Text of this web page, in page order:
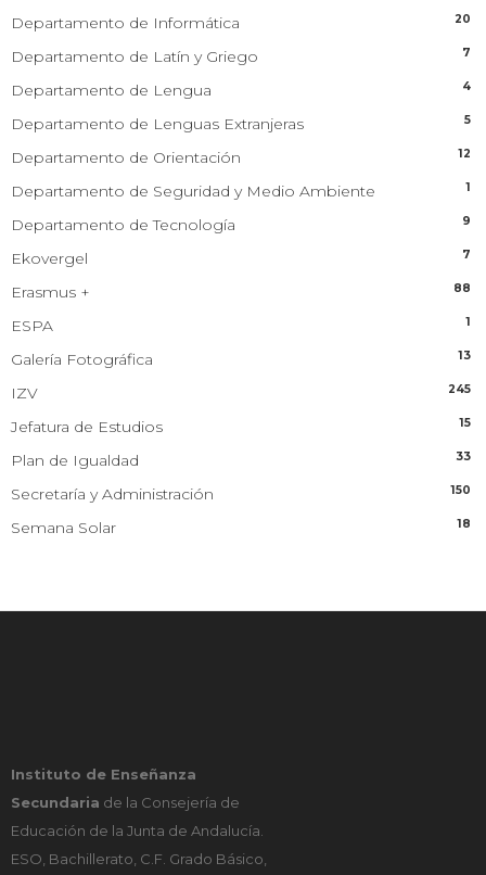
Departamento de Informática 20
Departamento de Latín y Griego 7
Departamento de Lengua 4
Departamento de Lenguas Extranjeras 5
Departamento de Orientación 12
Departamento de Seguridad y Medio Ambiente 1
Departamento de Tecnología 9
Ekovergel 7
Erasmus + 88
ESPA 1
Galería Fotográfica 13
IZV 245
Jefatura de Estudios 15
Plan de Igualdad 33
Secretaría y Administración 150
Semana Solar 18
Instituto de Enseñanza
Secundaria de la Consejería de
Educación de la Junta de Andalucía.
ESO, Bachillerato, C.F. Grado Básico,